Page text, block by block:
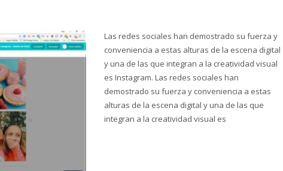
Las redes sociales han demostrado su fuerza y
conveniencia a estas alturas de la escena digital
y una de las que integran a la creatividad visual
es Instagram. Las redes sociales han
demostrado su fuerza y conveniencia a estas
alturas de la escena digital y una de las que
integran a la creatividad visual es